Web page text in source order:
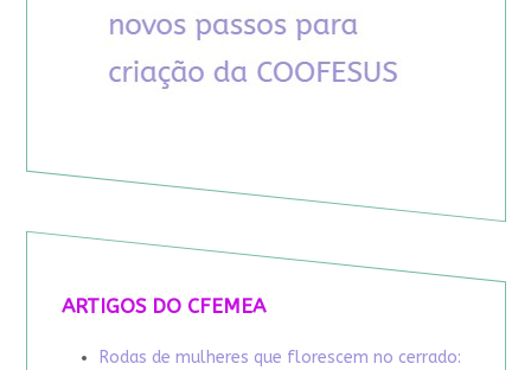
ARTIGOS DO CFEMEA
Rodas de mulheres que florescem no cerrado: